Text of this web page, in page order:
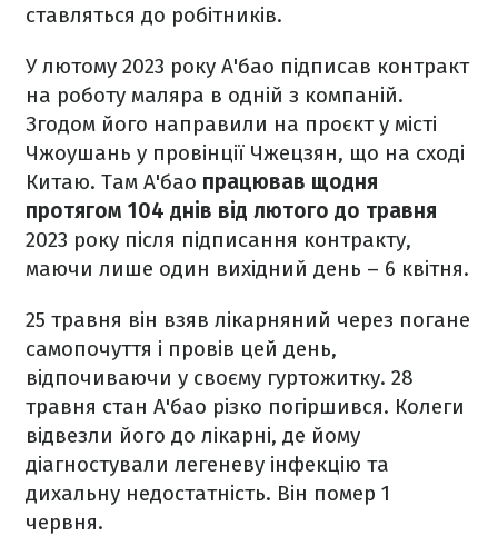
ставляться до робітників.
У лютому 2023 року А'бао підписав контракт
на роботу маляра в одній з компаній.
Згодом його направили на проєкт у місті
Чжоушань у провінції Чжецзян, що на сході
Китаю. Там А'бао працював щодня
протягом 104 днів від лютого до травня
2023 року після підписання контракту,
маючи лише один вихідний день – 6 квітня.
25 травня він взяв лікарняний через погане
самопочуття і провів цей день,
відпочиваючи у своєму гуртожитку. 28
травня стан А'бао різко погіршився. Колеги
відвезли його до лікарні, де йому
діагностували легеневу інфекцію та
дихальну недостатність. Він помер 1
червня.